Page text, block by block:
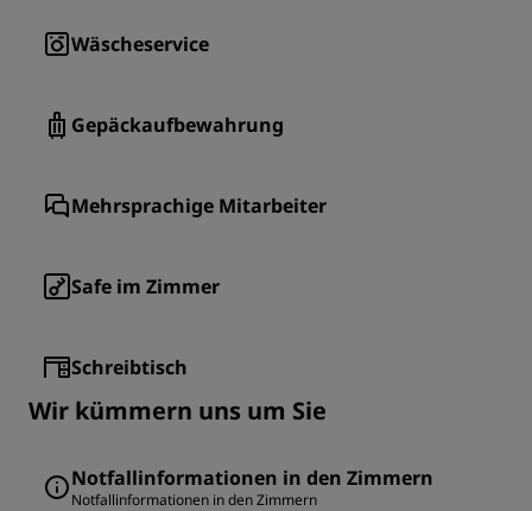
Wäscheservice
Gepäckaufbewahrung
Mehrsprachige Mitarbeiter
Safe im Zimmer
Schreibtisch
Wir kümmern uns um Sie
Notfallinformationen in den Zimmern
Notfallinformationen in den Zimmern